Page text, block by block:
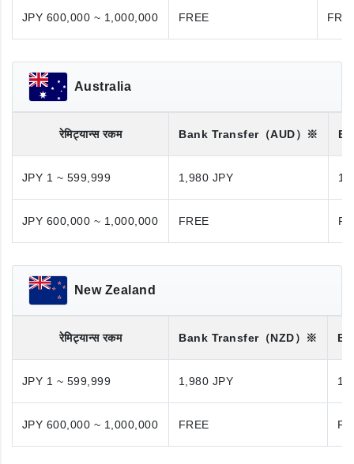
JPY 600,000 ~ 1,000,000 FREE
Australia
रेमिट्यान्स रकम Bank Transfer（AUD）※
JPY 1 ~ 599,999 1,980 JPY
JPY 600,000 ~ 1,000,000 FREE
New Zealand
रेमिट्यान्स रकम Bank Transfer（NZD）※
JPY 1 ~ 599,999 1,980 JPY
JPY 600,000 ~ 1,000,000 FREE